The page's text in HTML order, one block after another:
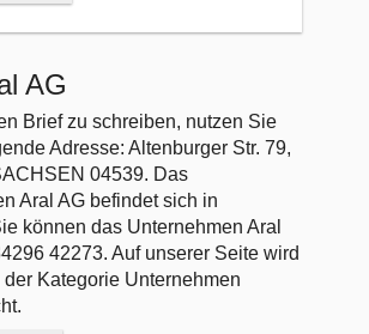
AG
Brief zu schreiben, nutzen Sie
Adresse: Altenburger Str. 79,
04539. Das
Aral AG befindet sich in
können das Unternehmen Aral
42273. Auf unserer Seite wird
Kategorie Unternehmen